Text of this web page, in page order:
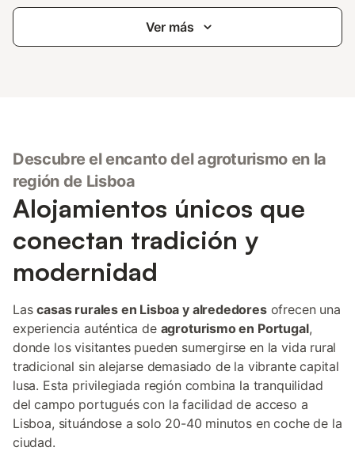
Ver más
Descubre el encanto del agroturismo en la
región de Lisboa
Alojamientos únicos que
conectan tradición y
modernidad
Lascasas rurales en Lisboa y alrededoresofrecen una
experiencia auténtica de agroturismo en Portugal,
donde los visitantes pueden sumergirse en la vida rural
tradicional sin alejarse demasiado de la vibrante capital
lusa. Esta privilegiada región combina la tranquilidad
del campo portugués con la facilidad de acceso a
Lisboa, situándose a solo 20-40 minutos en coche de la
ciudad.